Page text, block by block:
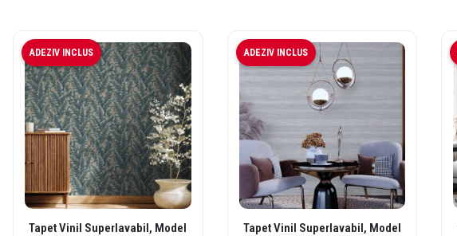
ADEZIV INCLUS
Tapet Vinil Superlavabil, Model
ADEZIV INCLUS
Tapet Vinil Superlavabil, Model